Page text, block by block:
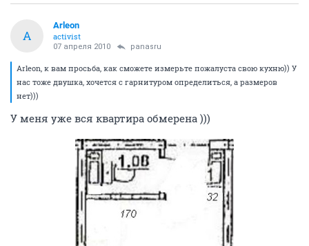
A
Arleon
activist
07 апреля 2010 panasru
Arleon, к вам просьба, как сможете измерьте пожалуста свою кухню)) У
нас тоже двушка, хочется с гарнитуром определиться, а размеров
нет)))
У меня уже вся квартира обмерена )))